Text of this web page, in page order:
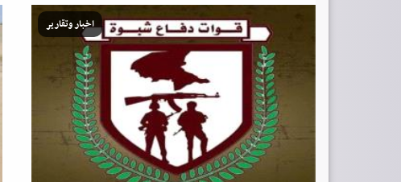
اخبار وتقارير